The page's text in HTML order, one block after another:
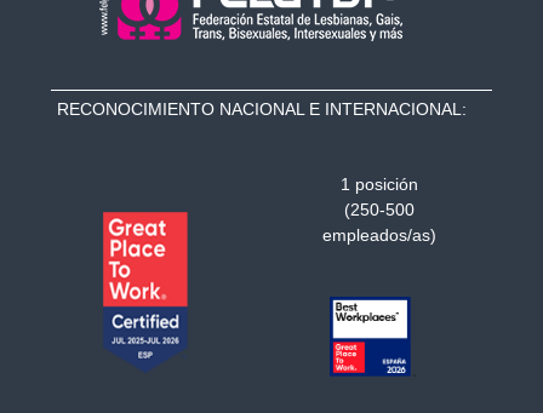
RECONOCIMIENTO NACIONAL E INTERNACIONAL:
1 posición
(250-500
empleados/as)